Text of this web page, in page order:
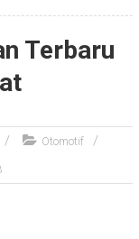
Terbaru
Otomotif